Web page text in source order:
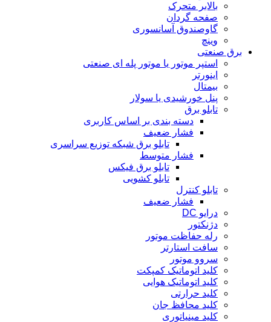
بالابر متحرک
صفحه گردان
گاوصندوق آسانسوری
وینچ
برق صنعتی
استپر موتور یا موتور پله ای صنعتی
اینورتر
بیمتال
پنل خورشیدی یا سولار
تابلو برق
دسته بندی بر اساس کاربری
فشار ضعیف
تابلو برق شبکه توزیع سراسری
فشار متوسط
تابلو برق فیکس
تابلو کشویی
تابلو کنترل
فشار ضعیف
درایو DC
دژنکتور
رله حفاظت موتور
سافت استارتر
سروو موتور
کلید اتوماتیک کمپکت
کلید اتوماتیک هوایی
کلید حرارتی
کلید محافظ جان
کلید مینیاتوری